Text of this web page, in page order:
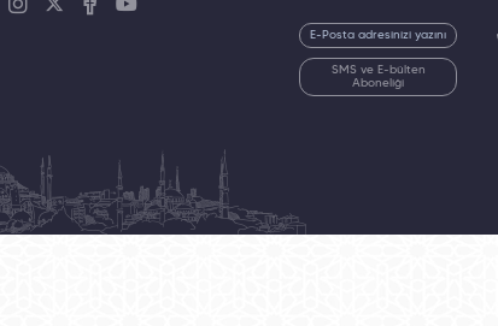
SMS ve E-bülten
Aboneliği